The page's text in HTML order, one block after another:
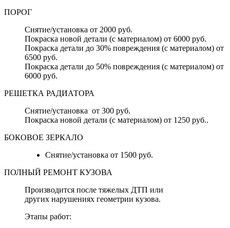
ПОРОГ
Снятие/установка от 2000 руб.
Покраска новой детали (с материалом) от 6000 руб.
Покраска детали до 30% повреждения (с материалом) от
6500 руб.
Покраска детали до 50% повреждения (с материалом) от
6000 руб.
РЕШЕТКА РАДИАТОРА
Снятие/установка от 300 руб.
Покраска новой детали (с материалом) от 1250 руб..
БОКОВОЕ ЗЕРКАЛО
Снятие/установка от 1500 руб.
ПОЛНЫЙ РЕМОНТ КУЗОВА
Производится после тяжелых ДТП или
других нарушениях геометрии кузова.
Этапы работ: